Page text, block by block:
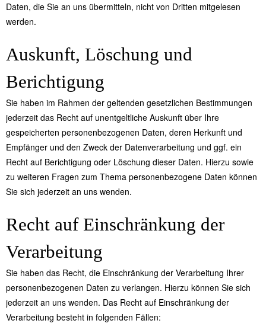
Daten, die Sie an uns übermitteln, nicht von Dritten mitgelesen
werden.
Auskunft, Löschung und
Berichtigung
Sie haben im Rahmen der geltenden gesetzlichen Bestimmungen
jederzeit das Recht auf unentgeltliche Auskunft über Ihre
gespeicherten personenbezogenen Daten, deren Herkunft und
Empfänger und den Zweck der Datenverarbeitung und ggf. ein
Recht auf Berichtigung oder Löschung dieser Daten. Hierzu sowie
zu weiteren Fragen zum Thema personenbezogene Daten können
Sie sich jederzeit an uns wenden.
Recht auf Einschränkung der
Verarbeitung
Sie haben das Recht, die Einschränkung der Verarbeitung Ihrer
personenbezogenen Daten zu verlangen. Hierzu können Sie sich
jederzeit an uns wenden. Das Recht auf Einschränkung der
Verarbeitung besteht in folgenden Fällen: